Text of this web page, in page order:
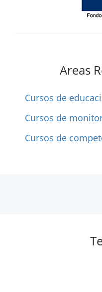
Areas
Cursos de
Cursos de
Cursos de